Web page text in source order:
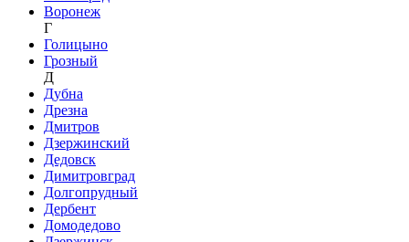
Воронеж
Г
Голицыно
Грозный
Д
Дубна
Дрезна
Дмитров
Дзержинский
Дедовск
Димитровград
Долгопрудный
Дербент
Домодедово